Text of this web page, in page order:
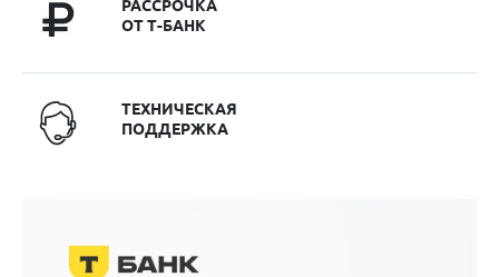
ОТ Т-БАНК
ТЕХНИЧЕСКАЯ
ПОДДЕРЖКА